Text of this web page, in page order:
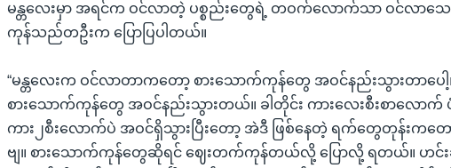
မန္တလေးမှာ အရင်က ဝင်လာတဲ့ ပစ္စည်းတွေရဲ့ တဝက်လောက်သာ ဝင်လာသေ
ကုန်သည်တဦးက ပြောပြပါတယ်။
“မန္တလေးက ဝင်လာတာကတော့ စားသောက်ကုန်တွေ အဝင်နည်းသွားတာ
စားသောက်ကုန်တွေ အဝင်နည်းသွားတယ်။ ခါတိုင်း ကားလေးစီးစာလော
ကား၂စီးလောက်ပဲ အဝင်ရှိသွားပြီးတော့ အဲဒီ ဖြစ်နေတဲ့ ရက်တွေတုန်းကတ
ဗျ။ စားသောက်ကုန်တွေဆိုရင် ဈေးတက်ကုန်တယ်လို့ ပြောလို့ ရတယ်။ ဟင်